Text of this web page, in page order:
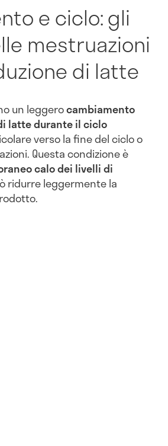
e ciclo: gli
mestruazioni
di latte
un leggerocambiamento
latte durante il ciclo
verso la fine del ciclo o
Questa condizione è
calo dei livelli di
ridurre leggermente la